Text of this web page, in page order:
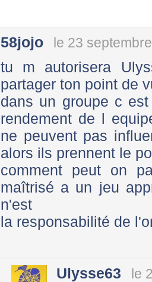
58jojo le 23
tu m autorisera
partager ton point de
dans un groupe c
rendement de l
ne peuvent pas
alors ils prennent le
comment peut on
maîtrisé a un jeu
n'est
la responsabilité de
Ulysse63 le